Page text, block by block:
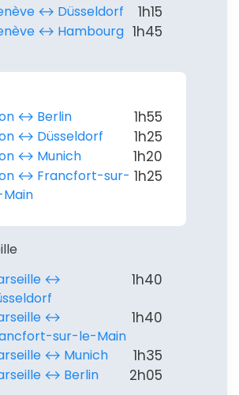
↔︎ Düsseldorf 1h15
↔︎ Hambourg 1h45
↔︎ Berlin
1h55
↔︎ Düsseldorf 1h25
↔︎ Munich 1h20
↔︎ Francfort-sur- 1h25
↔︎
1h40
↔︎
sur-le-Main
1h40
↔︎ Munich 1h35
↔︎ Berlin 2h05